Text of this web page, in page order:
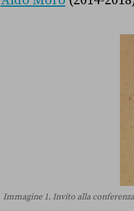
Immagine 1. Invito alla